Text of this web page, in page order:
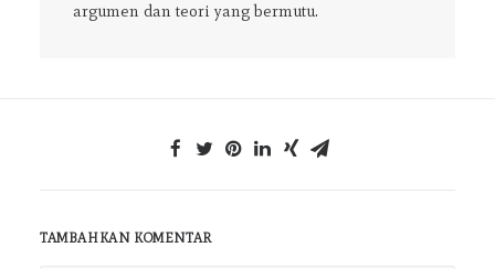
argumen dan teori yang bermutu.
TAMBAHKAN KOMENTAR